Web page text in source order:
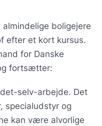
boligejere
efter et kort kursus.
for Danske
fortsætter:
selv-arbejde. Det
specialudstyr og
kan være alvorlige